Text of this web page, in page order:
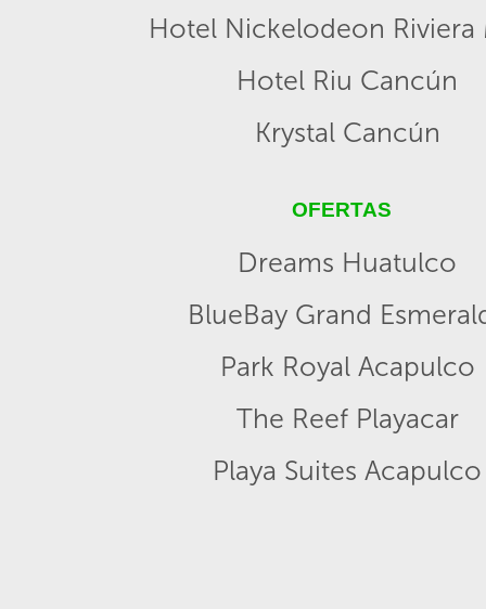
Hotel Nickelodeon Riviera
Hotel Riu Cancún
Krystal Cancún
OFERTAS
Dreams Huatulco
BlueBay Grand
Park Royal Acapulco
The Reef Playacar
Playa Suites Acapulco